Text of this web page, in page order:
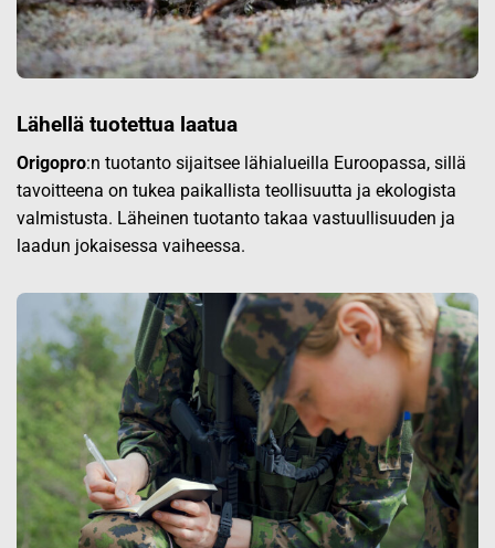
Lähellä tuotettua laatua
Origopro:n tuotanto sijaitsee lähialueilla Euroopassa, sillä
tavoitteena on tukea paikallista teollisuutta ja ekologista
valmistusta. Läheinen tuotanto takaa vastuullisuuden ja
laadun jokaisessa vaiheessa.